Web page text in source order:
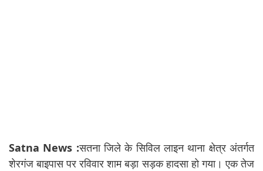
Satna News :सतना जिले के सिविल लाइन थाना क्षेत्र अंतर्गत
शेरगंज बाइपास पर रविवार शाम बड़ा सड़क हादसा हो गया। एक तेज